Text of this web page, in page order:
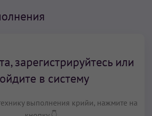
зарегистрируйтесь или
в систему
выполнения крийи, нажмите на